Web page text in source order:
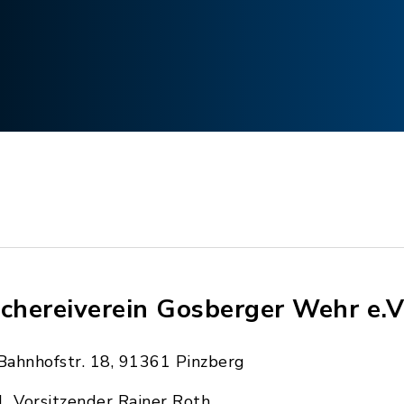
Gosberger Wehr
18, 91361 Pinzberg